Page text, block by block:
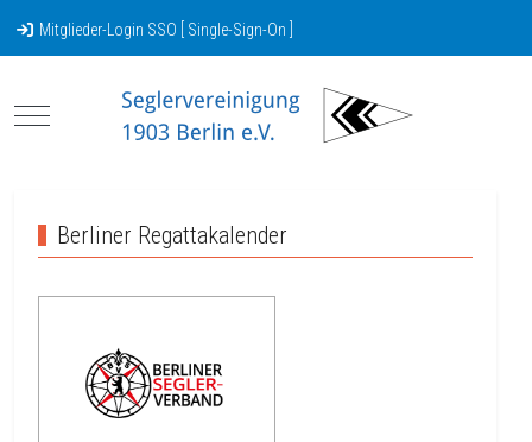
Mitglieder-Login SSO [ Single-Sign-On ]
Mobile Menu Toggle
Berliner Regattakalender